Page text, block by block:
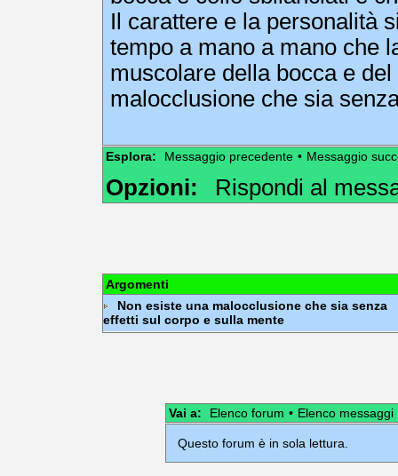
Il carattere e la personalità
tempo a mano a mano che
muscolare della bocca e
malocclusione che sia
Esplora: Messaggio precedente • Messaggio
Opzioni: Rispondi al
Argomenti
Non esiste una malocclusione che sia senza
effetti sul corpo e sulla mente
Vai a: Elenco forum • Elenco messaggi
Questo forum è in sola lettura.